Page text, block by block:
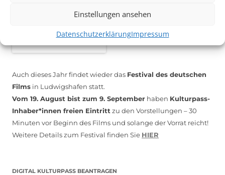
Einstellungen ansehen
DatenschutzerklärungImpressum
Auch dieses Jahr findet wieder das Festival des deutschen
Films in Ludwigshafen statt.
Vom 19. August bist zum 9. September haben Kulturpass-
Inhaber*innen freien Eintritt zu den Vorstellungen – 30
Minuten vor Beginn des Films und solange der Vorrat reicht!
Weitere Details zum Festival finden Sie HIER
DIGITAL KULTURPASS BEANTRAGEN